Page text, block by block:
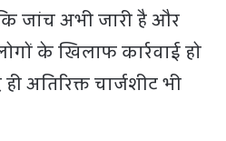
जांच अभी जारी है और
के खिलाफ कार्रवाई हो
अतिरिक्त चार्जशीट भी